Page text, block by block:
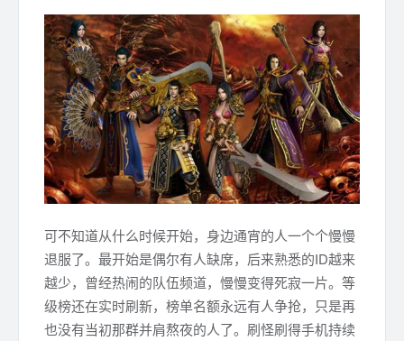
可不知道从什么时候开始，身边通宵的人一个个慢慢
退服了。最开始是偶尔有人缺席，后来熟悉的ID越来
越少，曾经热闹的队伍频道，慢慢变得死寂一片。等
级榜还在实时刷新，榜单名额永远有人争抢，只是再
也没有当初那群并肩熬夜的人了。刷怪刷得手机持续